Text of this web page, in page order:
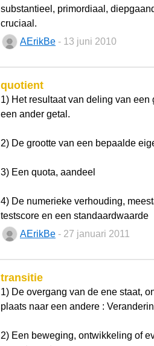
substantieel, primordiaal,
cruciaal.
AErikBe - 13 juni 2010
quotient
1) Het resultaat van deling van een
een ander getal.
2) De grootte van een bepaalde
3) Een quota, aandeel
4) De numerieke verhouding,
testscore en een standaardwaarde
AErikBe - 27 januari 2011
transitie
1) De overgang van de ene staat,
plaats naar een andere :
2) Een beweging, ontwikkeling of